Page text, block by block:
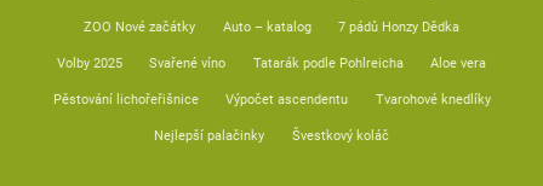
ZOO Nové začátky Auto – katalog 7 pádů Honzy Dědka
Volby 2025 Svařené víno Tatarák podle Pohlreicha Aloe vera
Pěstování lichořeřišnice Výpočet ascendentu Tvarohové knedlíky
Nejlepší palačinky Švestkový koláč